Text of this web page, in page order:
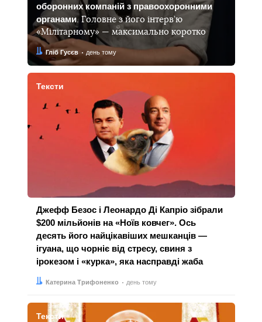
оборонних компаній з правоохоронними
органами. Головне з його інтерв’ю
«Мілітарному» — максимально коротко
Автор:
Гліб Гусєв
Дата: день тому
Тексти
Джефф Безос і Леонардо Ді Капріо зібрали
$200 мільйонів на «Ноїв ковчег». Ось
десять його найцікавіших мешканців —
ігуана, що чорніє від стресу, свиня з
ірокезом і «курка», яка насправді жаба
Автор:
Катерина Трифоненко
Дата: день тому
Тексти